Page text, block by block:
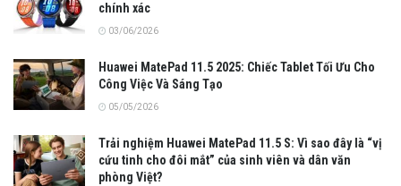
chính xác
03/06/2026
Huawei MatePad 11.5 2025: Chiếc Tablet Tối Ưu Cho
Công Việc Và Sáng Tạo
05/05/2026
Trải nghiệm Huawei MatePad 11.5 S: Vì sao đây là “vị
cứu tinh cho đôi mắt” của sinh viên và dân văn
phòng Việt?